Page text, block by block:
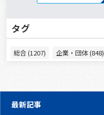
タグ
総合 (1207) 企業・団体 (848)
最新記事